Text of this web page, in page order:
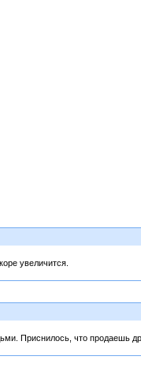
увеличится.
Приснилось, что продаешь